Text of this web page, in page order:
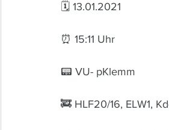
🗓 13.01.2021
⏰ 15:11 Uhr
📟 VU- pKlemm
🚒 HLF20/16, ELW1,